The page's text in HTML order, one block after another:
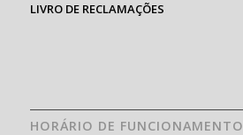
LIVRO DE RECLAMAÇÕES
HORÁRIO DE FUNCIONAMENTO